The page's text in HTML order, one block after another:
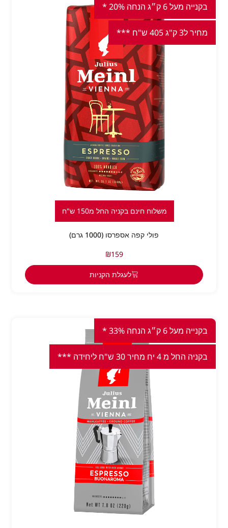
בקנייה מעל 6 ק״ג הנחה 20% *
מחיר ל3 ק"ג 405 ש"ח ***
משלוח חינם בקניה החל מ150 ש"ח
פולי קפה אספרסו (1000 גרם)
₪159
לעגלת הקניות
בקנייה מעל 6 ק״ג הנחה 33% *
בקניה החל מ 4 יח מחיר 30 ש"ח ליחידה ***